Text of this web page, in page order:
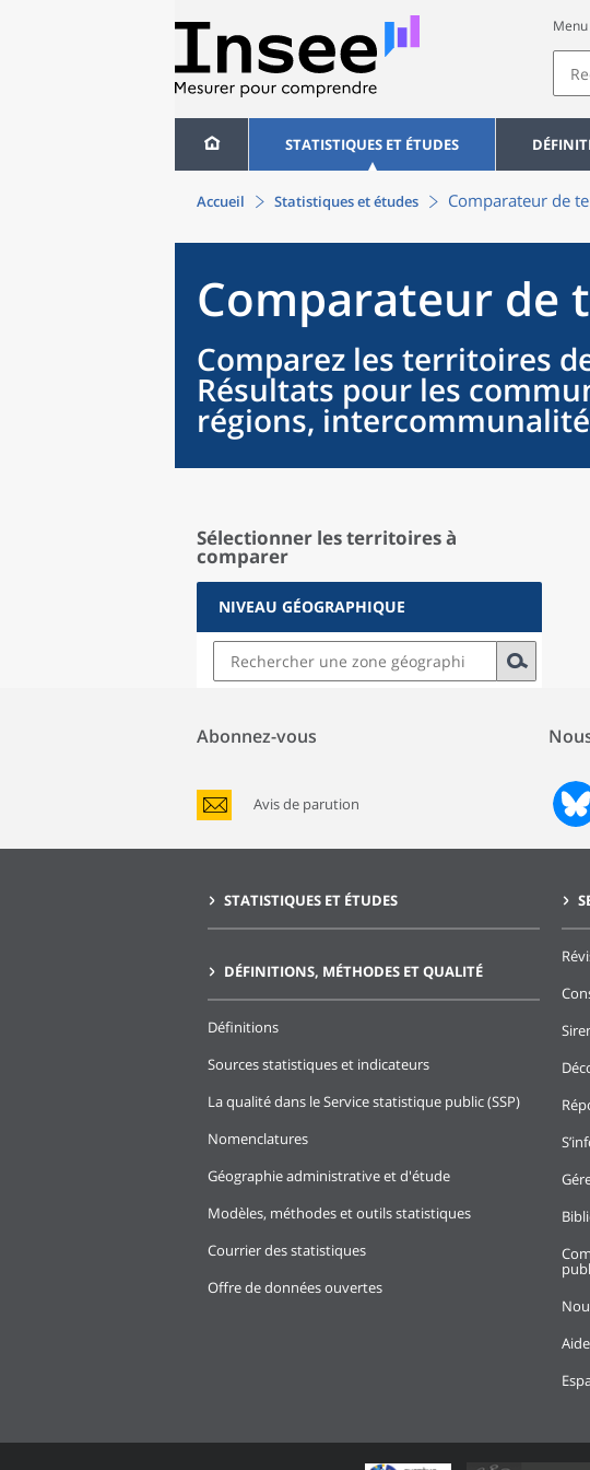
Menu
STATISTIQUES ET ÉTUDES
Accueil Statistiques et études Comparateur de
Comparateur de
Comparez les territoires
Résultats pour les
régions,
Sélectionner les territoires à
comparer
NIVEAU GÉOGRAPHIQUE
Abonnez-vous
Avis de parution
STATISTIQUES ET ÉTUDES
DÉFINITIONS, MÉTHODES ET QUALITÉ
Définitions
Sources statistiques et indicateurs
La qualité dans le Service statistique public (SSP)
Nomenclatures
Géographie administrative et d'étude
Modèles, méthodes et outils statistiques
Courrier des statistiques
Offre de données ouvertes